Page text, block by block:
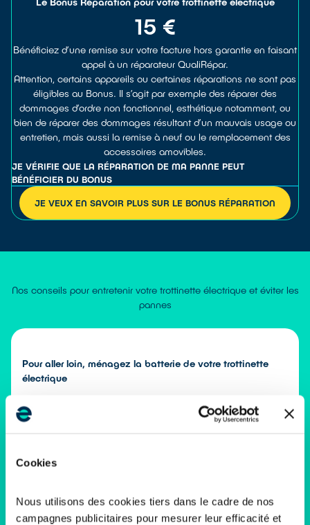
Cookies
Nous utilisons des cookies tiers dans le cadre de nos
campagnes publicitaires pour mesurer leur efficacité et
15 €
Bénéficiez d’une remise sur votre facture hors garantie en faisant
appel à un réparateur QualiRépar.
Attention, certains appareils ou certaines réparations ne sont pas
éligibles au Bonus. Il s’agit par exemple des réparer des
dommages d’ordre non fonctionnel, esthétique notamment, ou
bien de réparer des dommages résultant d’un mauvais usage ou
entretien, mais aussi la remise à neuf ou le remplacement des
accessoires amovibles.
JE VÉRIFIE QUE LA RÉPARATION DE MA PANNE PEUT
BÉNÉFICIER DU BONUS
JE VEUX EN SAVOIR PLUS SUR LE BONUS RÉPARATION
Nos conseils pour entretenir votre trottinette électrique et éviter les
pannes
Pour aller loin, ménagez la batterie de votre trottinette
électrique
Pour préserver l’autonomie et la durée de vie de votre
batterie, chargez-la entre 20 % et 80 %, évitez la décharge
vérifiez son niveau régulièrement.
utilisez toujours le chargeur d’origine. Débranchez-le une
fois la charge terminée.